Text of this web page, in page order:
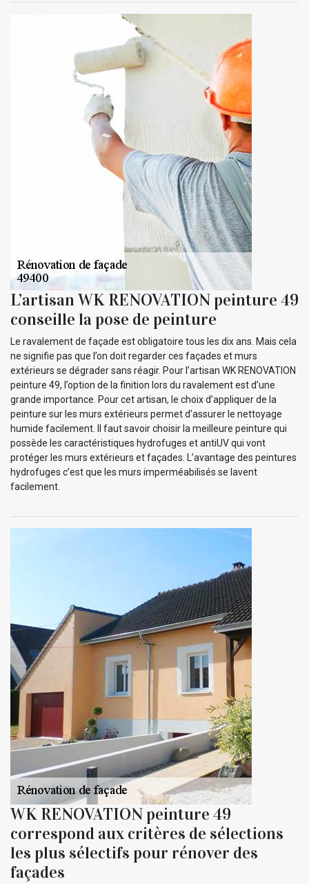
L’artisan WK RENOVATION peinture 49
conseille la pose de peinture
Le ravalement de façade est obligatoire tous les dix ans. Mais cela
ne signifie pas que l’on doit regarder ces façades et murs
extérieurs se dégrader sans réagir. Pour l’artisan WK RENOVATION
peinture 49, l’option de la finition lors du ravalement est d’une
grande importance. Pour cet artisan, le choix d’appliquer de la
peinture sur les murs extérieurs permet d’assurer le nettoyage
humide facilement. Il faut savoir choisir la meilleure peinture qui
possède les caractéristiques hydrofuges et antiUV qui vont
protéger les murs extérieurs et façades. L’avantage des peintures
hydrofuges c’est que les murs imperméabilisés se lavent
facilement.
WK RENOVATION peinture 49
correspond aux critères de sélections
les plus sélectifs pour rénover des
façades